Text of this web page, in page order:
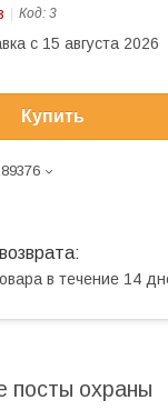
Код: 3
с 15 августа 2026
Купить
в течение 14
посты охраны